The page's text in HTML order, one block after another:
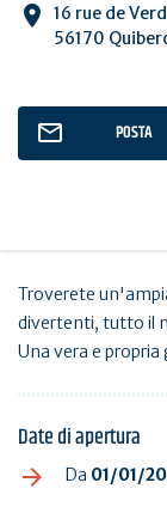
16 rue de
56170
POSTA
Troverete
divertenti, tutto il
Una vera e propria
Date di apertura
Da 01/01/